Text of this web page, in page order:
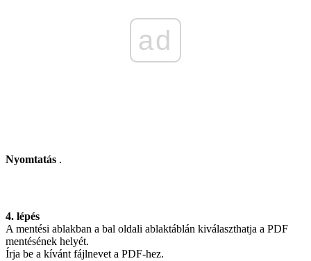
ad
Nyomtatás .
4. lépés
A mentési ablakban a bal oldali ablaktáblán kiválaszthatja a PDF
mentésének helyét.
Írja be a kívánt fájlnevet a PDF-hez.